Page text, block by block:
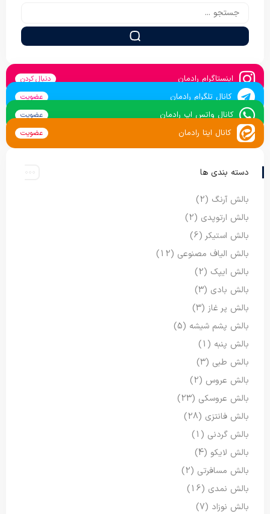
اینستاگرام رادمان دنبال کردن
کانال تلگرام رادمان عضویت
کانال واتس اپ رادمان عضویت
کانال ایتا رادمان عضویت
دسته بندی ها
بالش آرنگ (2)
بالش ارتوپدی (2)
بالش استیکر (6)
بالش الیاف مصنوعی (12)
بالش ایپک (2)
بالش بادی (3)
بالش پر غاز (3)
بالش پشم شیشه (5)
بالش پنبه (1)
بالش طبی (3)
بالش عروس (2)
بالش عروسکی (23)
بالش فانتزی (28)
بالش گردنی (1)
بالش لایکو (4)
بالش مسافرتی (2)
بالش نمدی (16)
بالش نوزاد (7)